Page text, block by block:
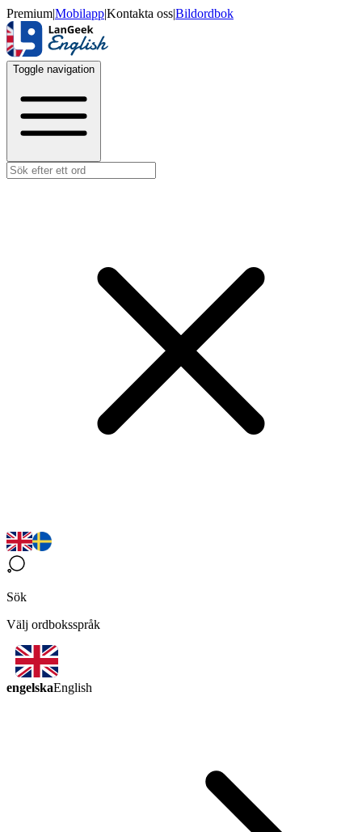
Premium|Mobilapp|Kontakta oss|Bildordbok
Toggle navigation
Sök
Välj ordboksspråk
engelskaEnglish